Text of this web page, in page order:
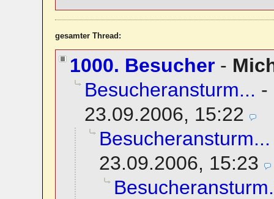
gesamter Thread:
1000. Besucher-
Besucheransturm... -
23.09.2006, 15:22
Besucheransturm...
23.09.2006, 15:23